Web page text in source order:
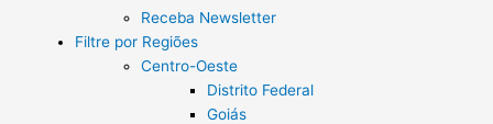
Receba Newsletter
Filtre por Regiões
Centro-Oeste
Distrito Federal
Goiás